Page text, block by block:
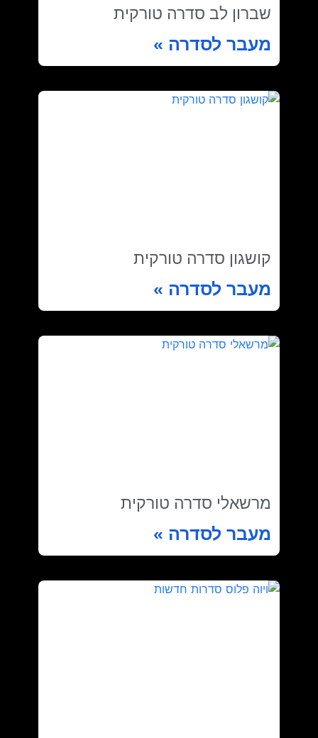
שברון לב סדרה טורקית
מעבר לסדרה »
קושגון סדרה טורקית
מעבר לסדרה »
מרשאלי סדרה טורקית
מעבר לסדרה »